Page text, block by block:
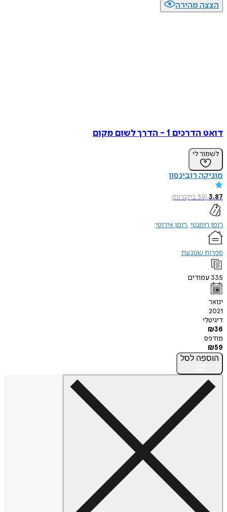
הצצה מהירה
דואט הדרכים 1 - הדרך לשום מקום
לשמור לי
מוניקה רובינסון
3.87
(
39ביקורות)
רומן רומנטי רומן אירוטי
ספרות שנוגעת
335 עמודים
ינואר
2021
דיגיטלי
₪36
מודפס
₪59
הוספה לסל